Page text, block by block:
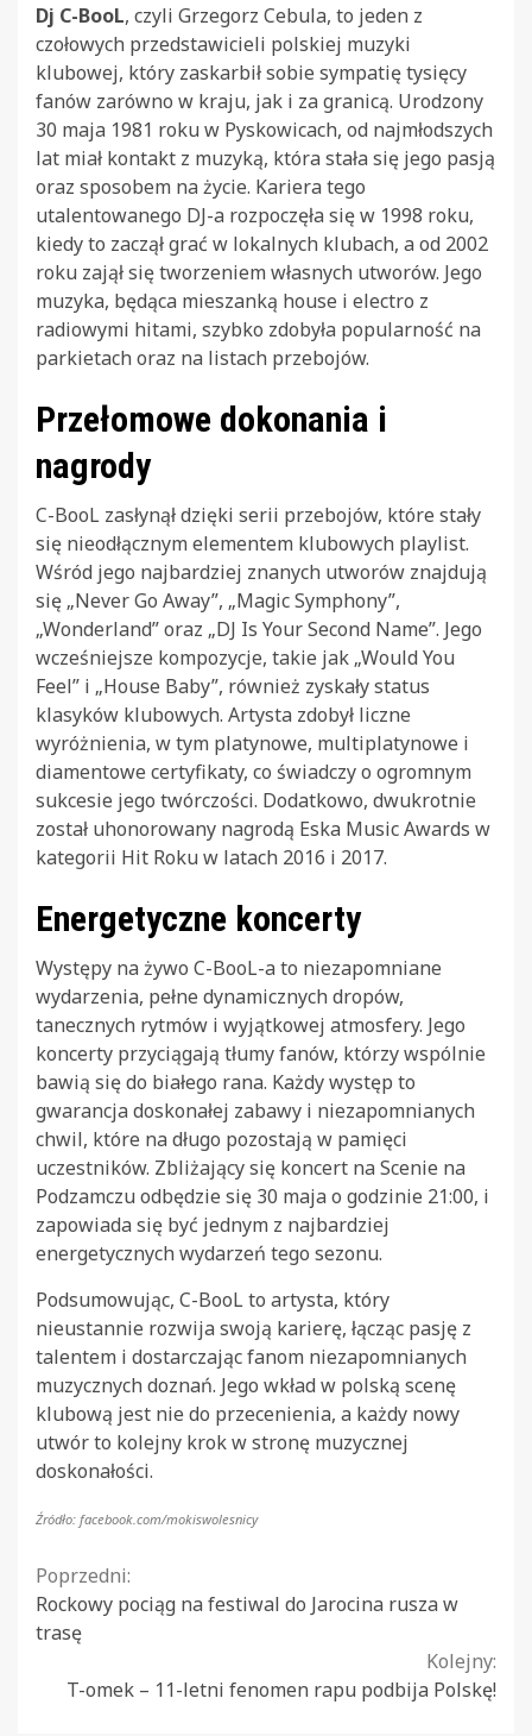
Dj C-BooL, czyli Grzegorz Cebula, to jeden z
czołowych przedstawicieli polskiej muzyki
klubowej, który zaskarbił sobie sympatię tysięcy
fanów zarówno w kraju, jak i za granicą. Urodzony
30 maja 1981 roku w Pyskowicach, od najmłodszych
lat miał kontakt z muzyką, która stała się jego pasją
oraz sposobem na życie. Kariera tego
utalentowanego DJ-a rozpoczęła się w 1998 roku,
kiedy to zaczął grać w lokalnych klubach, a od 2002
roku zajął się tworzeniem własnych utworów. Jego
muzyka, będąca mieszanką house i electro z
radiowymi hitami, szybko zdobyła popularność na
parkietach oraz na listach przebojów.
Przełomowe dokonania i
nagrody
C-BooL zasłynął dzięki serii przebojów, które stały
się nieodłącznym elementem klubowych playlist.
Wśród jego najbardziej znanych utworów znajdują
się „Never Go Away”, „Magic Symphony”,
„Wonderland” oraz „DJ Is Your Second Name”. Jego
wcześniejsze kompozycje, takie jak „Would You
Feel” i „House Baby”, również zyskały status
klasyków klubowych. Artysta zdobył liczne
wyróżnienia, w tym platynowe, multiplatynowe i
diamentowe certyfikaty, co świadczy o ogromnym
sukcesie jego twórczości. Dodatkowo, dwukrotnie
został uhonorowany nagrodą Eska Music Awards w
kategorii Hit Roku w latach 2016 i 2017.
Energetyczne koncerty
Występy na żywo C-BooL-a to niezapomniane
wydarzenia, pełne dynamicznych dropów,
tanecznych rytmów i wyjątkowej atmosfery. Jego
koncerty przyciągają tłumy fanów, którzy wspólnie
bawią się do białego rana. Każdy występ to
gwarancja doskonałej zabawy i niezapomnianych
chwil, które na długo pozostają w pamięci
uczestników. Zbliżający się koncert na Scenie na
Podzamczu odbędzie się 30 maja o godzinie 21:00, i
zapowiada się być jednym z najbardziej
energetycznych wydarzeń tego sezonu.
Podsumowując, C-BooL to artysta, który
nieustannie rozwija swoją karierę, łącząc pasję z
talentem i dostarczając fanom niezapomnianych
muzycznych doznań. Jego wkład w polską scenę
klubową jest nie do przecenienia, a każdy nowy
utwór to kolejny krok w stronę muzycznej
doskonałości.
Źródło: facebook.com/mokiswolesnicy
Continue
Reading
Poprzedni:
Rockowy pociąg na festiwal do Jarocina rusza w
trasę
Kolejny:
T-omek – 11-letni fenomen rapu podbija Polskę!